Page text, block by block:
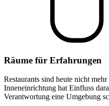
Räume für Erfahrungen
Restaurants sind heute nicht
Inneneinrichtung hat Einfluss
Verantwortung eine Umgebung